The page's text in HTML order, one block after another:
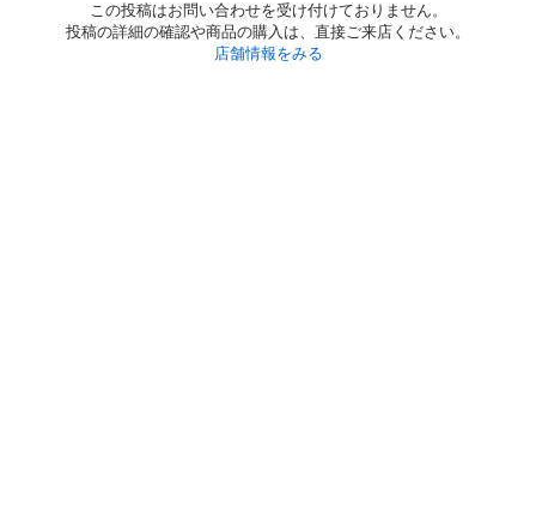
この投稿はお問い合わせを受け付けておりません。
投稿の詳細の確認や商品の購入は、直接ご来店ください。
店舗情報をみる